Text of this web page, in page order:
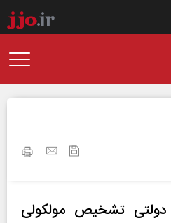
دولتی تشخیص مولکولی